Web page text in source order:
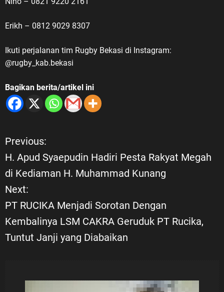
Erikh – 0812 9029 8307
Ikuti perjalanan tim Rugby Bekasi di Instagram:
@rugby_kab.bekasi
Bagikan berita/artikel ini
N
a
v
i
g
Previous:
H. Apud Syaepudin Hadiri Pesta Rakyat Megah
di Kediaman H. Muhammad Kunang
Next:
PT RUCIKA Menjadi Sorotan Dengan
Kembalinya LSM CAKRA Geruduk PT Rucika,
Tuntut Janji yang Diabaikan